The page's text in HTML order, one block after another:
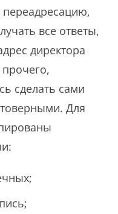
переадресацию,
все ответы,
директора
сделать сами
Для